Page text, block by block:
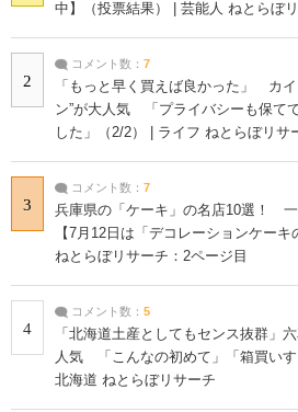
中】（投票結果） | 芸能人 ねとらぼ
2
コメント数： 7
「もっと早く買えば良かった」 カ
ン”が大人気 「プライバシーも保て
した」（2/2） | ライフ ねとらぼリサ
3
コメント数： 7
兵庫県の「ケーキ」の名店10選！
【7月12日は「デコレーションケー
ねとらぼリサーチ：2ページ目
4
コメント数： 5
「北海道土産としてもセンス抜群」
人気 「こんなの初めて」「箱買いす
北海道 ねとらぼリサーチ